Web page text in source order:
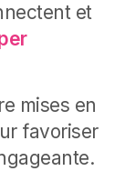
et
mises en
favoriser
.